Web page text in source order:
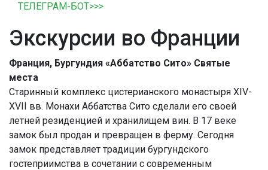
ТЕЛЕГРАМ-БОТ>>>
Экскурсии во Франции
Франция, Бургундия «Аббатство Сито» Святые
места
Старинный комплекс цистерианского монастыря XIV-
XVII вв. Монахи Аббатства Сито сделали его своей
летней резиденцией и хранилищем вин. В 17 веке
замок был продан и превращен в ферму. Сегодня
замок представляет традиции бургундского
гостеприимства в сочетании с современным